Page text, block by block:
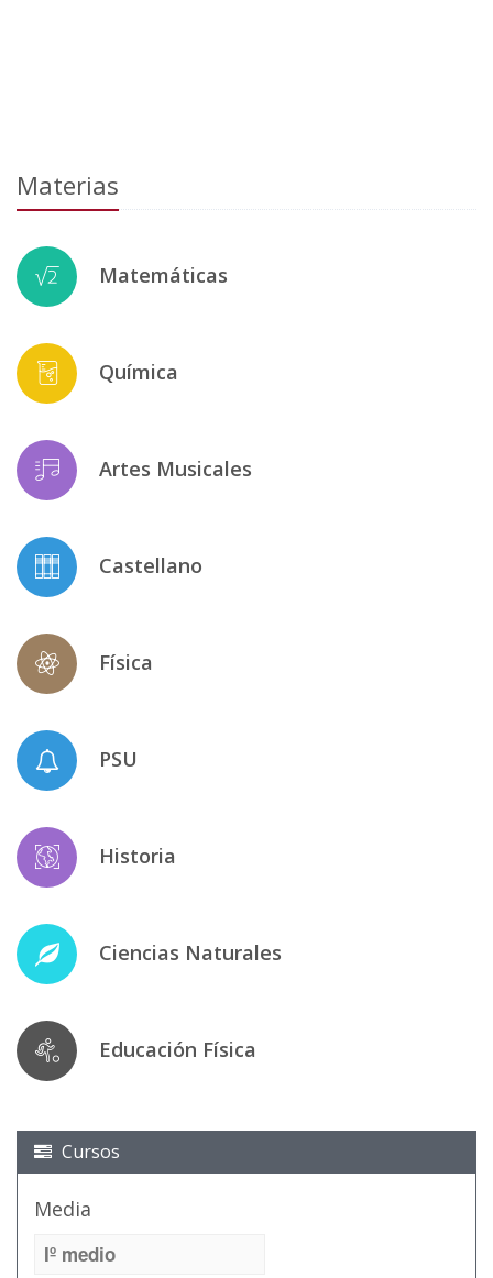
Materias
Matemáticas
Química
Artes Musicales
Castellano
Física
PSU
Historia
Ciencias Naturales
Educación Física
Cursos
Media
Iº medio